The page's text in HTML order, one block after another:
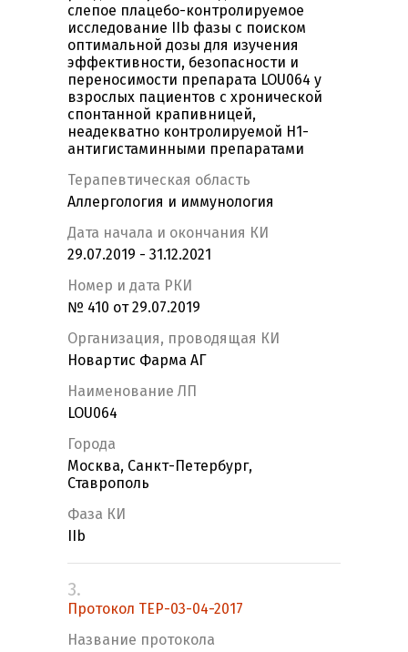
слепое плацебо-контролируемое
исследование IIb фазы с поиском
оптимальной дозы для изучения
эффективности, безопасности и
переносимости препарата LOU064 у
взрослых пациентов с хронической
спонтанной крапивницей,
неадекватно контролируемой H1-
антигистаминными препаратами
Терапевтическая область
Аллергология и иммунология
Дата начала и окончания КИ
29.07.2019 - 31.12.2021
Номер и дата РКИ
№ 410 от 29.07.2019
Организация, проводящая КИ
Новартис Фарма АГ
Наименование ЛП
LOU064
Города
Москва, Санкт-Петербург,
Ставрополь
Фаза КИ
IIb
3.
Протокол ТЕР-03-04-2017
Название протокола